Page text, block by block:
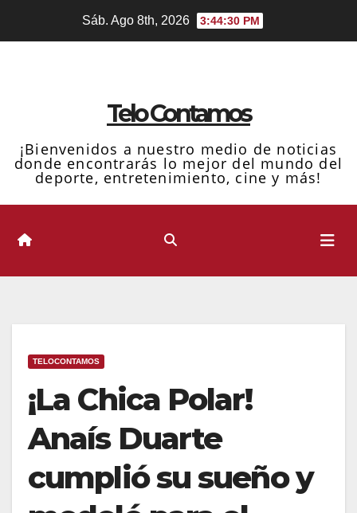
Sáb. Ago 8th, 2026 3:44:31 PM
Telo Contamos
¡Bienvenidos a nuestro medio de noticias
donde encontrarás lo mejor del mundo del
deporte, entretenimiento, cine y más!
TELOCONTAMOS
¡La Chica Polar!
Anaís Duarte
cumplió su sueño y